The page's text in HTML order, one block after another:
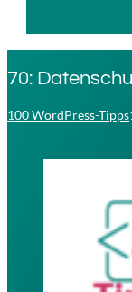
70:
100 WordPress-Tipps